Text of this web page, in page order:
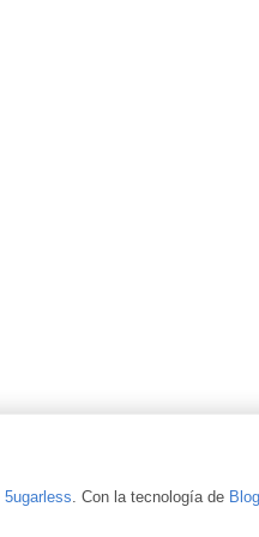
5ugarless . Con la tecnología de